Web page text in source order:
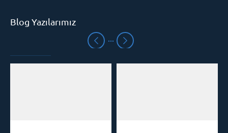
Blog Yazılarımız
Eğitim Danışmanı